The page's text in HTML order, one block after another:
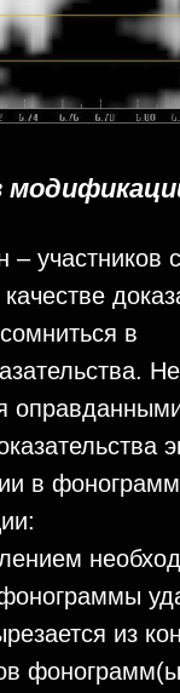
участников
в
в
из